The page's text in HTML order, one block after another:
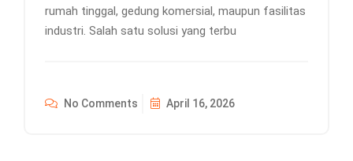
rumah tinggal, gedung komersial, maupun fasilitas
industri. Salah satu solusi yang terbu
No Comments April 16, 2026